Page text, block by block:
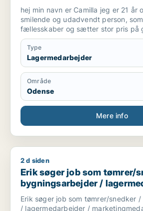
hej min navn er Camilla jeg er 21 år
smilende og udadvendt person,
fællesskaber og sætter stor pris på
Jeg er en stærk holdspiller, der
selvstændigt og altid er klar til at
behov. Jeg er omsorgsfuld,
kolleger, kunder og børn med et
Jeg har erfaring med kundeservice
fra både Land & Fritid Fredericia og
Kolding, hvor jeg har arbejdet med
varebestilling, varemodtagelse
lukning af butik. Derudover arbejder
pædagogmedhjælper i en
gennem mit frivillige arbejde som
juniorklubleder.
Type
Lagermedarbejder
Område
Odense
Mere info
Erik søger job som tømrer/snedker
2 d siden
Erik søger job som tømrer/
bygningsarbejder /
marketingmedarbejder /
medarbejder
Erik søger job som tømrer/snedker
/ lagermedarbejder /